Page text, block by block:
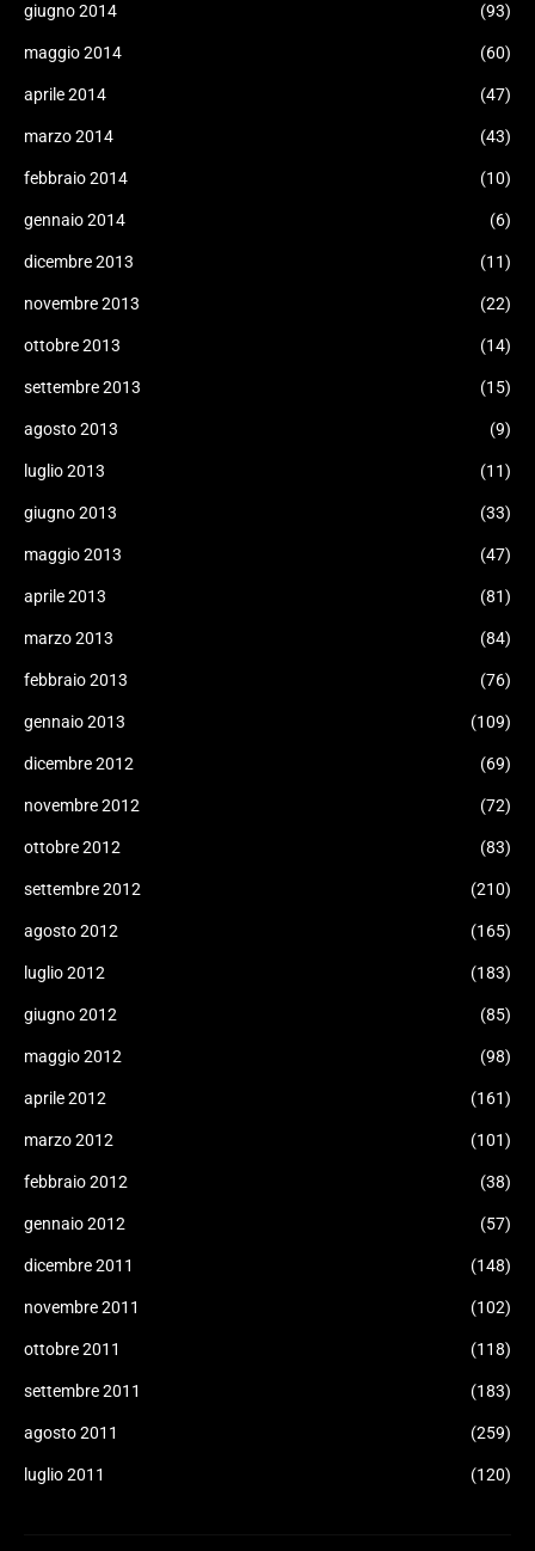
giugno 2014 (93)
maggio 2014 (60)
aprile 2014 (47)
marzo 2014 (43)
febbraio 2014 (10)
gennaio 2014 (6)
dicembre 2013 (11)
novembre 2013 (22)
ottobre 2013 (14)
settembre 2013 (15)
agosto 2013 (9)
luglio 2013 (11)
giugno 2013 (33)
maggio 2013 (47)
aprile 2013 (81)
marzo 2013 (84)
febbraio 2013 (76)
gennaio 2013 (109)
dicembre 2012 (69)
novembre 2012 (72)
ottobre 2012 (83)
settembre 2012 (210)
agosto 2012 (165)
luglio 2012 (183)
giugno 2012 (85)
maggio 2012 (98)
aprile 2012 (161)
marzo 2012 (101)
febbraio 2012 (38)
gennaio 2012 (57)
dicembre 2011 (148)
novembre 2011 (102)
ottobre 2011 (118)
settembre 2011 (183)
agosto 2011 (259)
luglio 2011 (120)